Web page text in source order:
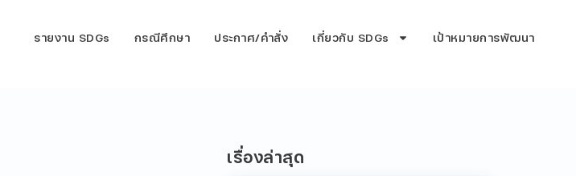
รายงาน SDGs กรณีศึกษา ประกาศ/คำสั่ง เกี่ยวกับ SDGs เป้าหมายการพัฒนา
เรื่องล่าสุด